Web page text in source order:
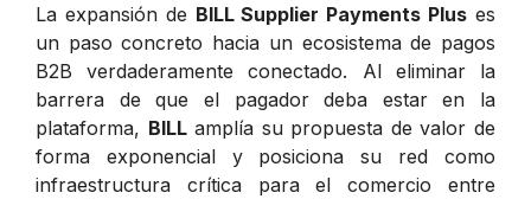
La expansión de BILL Supplier Payments Plus es
un paso concreto hacia un ecosistema de pagos
B2B verdaderamente conectado. Al eliminar la
barrera de que el pagador deba estar en la
plataforma, BILLamplía su propuesta de valor de
forma exponencial y posiciona su red como
infraestructura crítica para el comercio entre